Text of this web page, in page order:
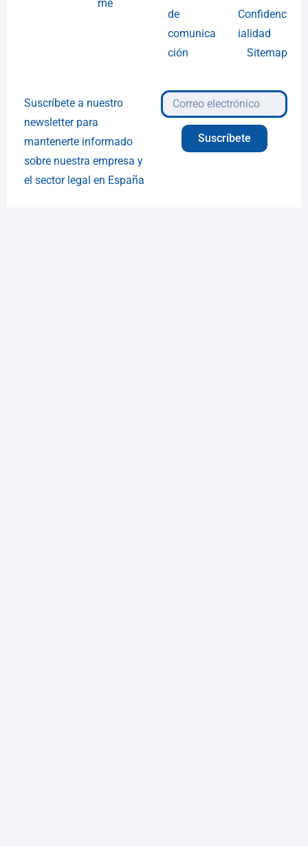
me
de
comunica
ción
Confidenc
ialidad
Sitemap
Suscríbete a nuestro
newsletter para
mantenerte informado
sobre nuestra empresa y
el sector legal en España
Suscríbete